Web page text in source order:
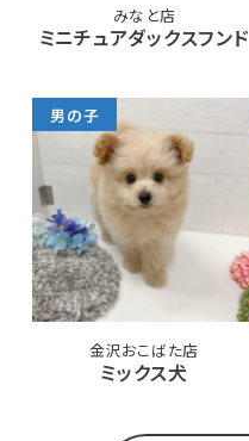
みなと店
ミニチュアダックスフンド
男の子
金沢おこばた店
ミックス犬